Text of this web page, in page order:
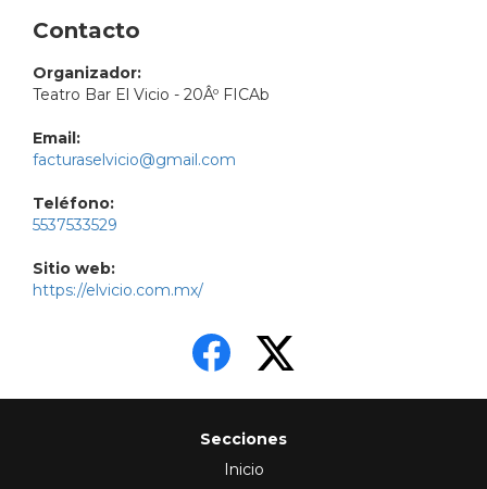
Contacto
Organizador:
Teatro Bar El Vicio - 20Âº FICAb
Email:
facturaselvicio@gmail.com
Teléfono:
5537533529
Sitio web:
https://elvicio.com.mx/
Secciones
Inicio